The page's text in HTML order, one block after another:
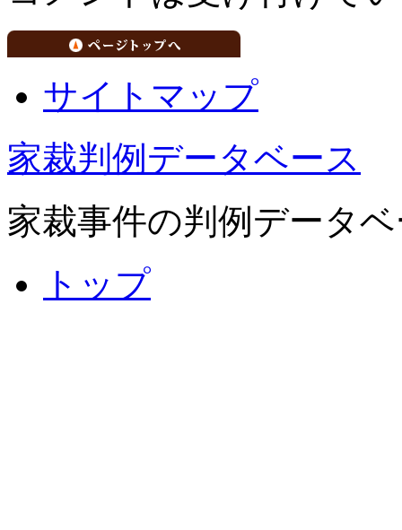
サイトマップ
家裁判例データベース
家裁事件の判例データ
トップ